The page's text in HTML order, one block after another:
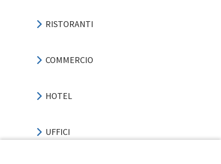
RISTORANTI
COMMERCIO
HOTEL
UFFICI